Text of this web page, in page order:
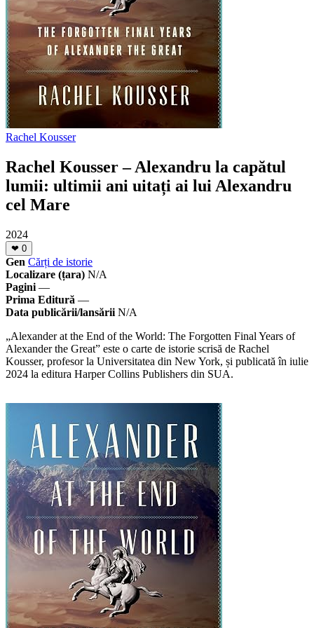
Rachel Kousser
Rachel Kousser – Alexandru la capătul
lumii: ultimii ani uitați ai lui Alexandru
cel Mare
2024
❤ 0
Gen Cărți de istorie
Localizare (țara) N/A
Pagini —
Prima Editură —
Data publicării/lansării N/A
„Alexander at the End of the World: The Forgotten Final Years of
Alexander the Great” este o carte de istorie scrisă de Rachel
Kousser, profesor la Universitatea din New York, și publicată în iulie
2024 la editura Harper Collins Publishers din SUA.